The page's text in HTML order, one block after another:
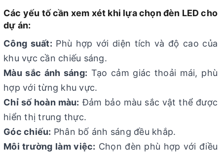
Các yếu tố cần xem xét khi lựa chọn đèn LED cho
dự án:
Công suất: Phù hợp với diện tích và độ cao của
khu vực cần chiếu sáng.
Màu sắc ánh sáng: Tạo cảm giác thoải mái, phù
hợp với từng khu vực.
Chỉ số hoàn màu: Đảm bảo màu sắc vật thể được
hiển thị trung thực.
Góc chiếu: Phân bố ánh sáng đều khắp.
Môi trường làm việc: Chọn đèn phù hợp với điều